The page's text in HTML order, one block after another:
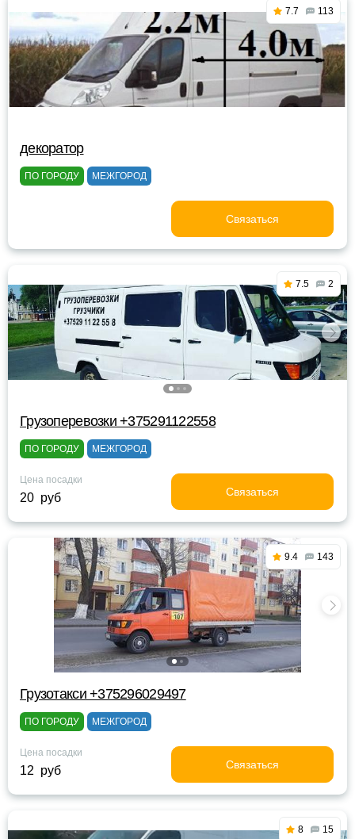
7.7 113
декоратор
ПО ГОРОДУ МЕЖГОРОД
Связаться
7.5 2
Грузоперевозки +375291122558
ПО ГОРОДУ МЕЖГОРОД
Цена посадки
20 руб Связаться
9.4 143
Грузотакси +375296029497
ПО ГОРОДУ МЕЖГОРОД
Цена посадки
12 руб Связаться
8 15